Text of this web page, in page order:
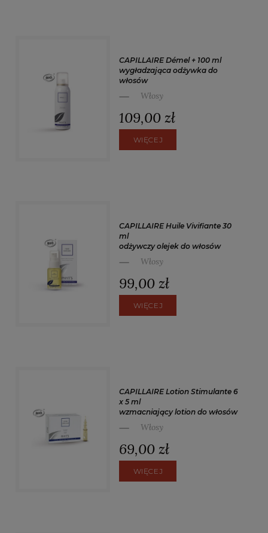
CAPILLAIRE Démel + 100 ml
wygładzająca odżywka do
włosów
Włosy
109,00 zł
WIĘCEJ
CAPILLAIRE Huile Vivifiante 30
ml
odżywczy olejek do włosów
Włosy
99,00 zł
WIĘCEJ
CAPILLAIRE Lotion Stimulante 6
x 5 ml
wzmacniający lotion do włosów
Włosy
69,00 zł
WIĘCEJ